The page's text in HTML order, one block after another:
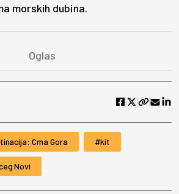
morskih dubina.
Crna Gora kit
Novi